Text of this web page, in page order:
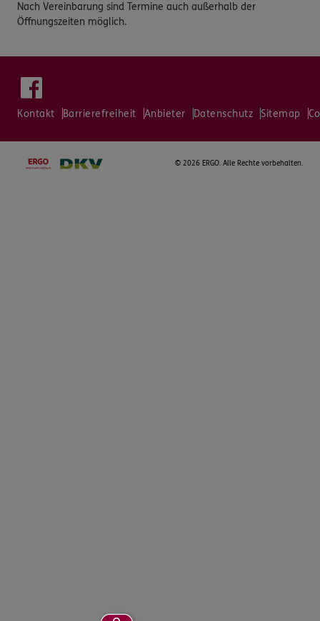
Nach Vereinbarung sind Termine auch außerhalb der
Öffnungszeiten möglich.
Kontakt Barrierefreiheit Anbieter Datenschutz Sitemap
© 2026 ERGO. Alle Rechte vorbehalten.